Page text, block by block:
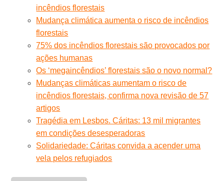
incêndios florestais
Mudança climática aumenta o risco de incêndios
florestais
75% dos incêndios florestais são provocados por
ações humanas
Os ‘megaincêndios’ florestais são o novo normal?
Mudanças climáticas aumentam o risco de
incêndios florestais, confirma nova revisão de 57
artigos
Tragédia em Lesbos. Cáritas: 13 mil migrantes
em condições desesperadoras
Solidariedade: Cáritas convida a acender uma
vela pelos refugiados